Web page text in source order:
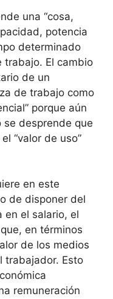
una “cosa,
potencia
determinado
trabajo. El cambio
de un
de trabajo como
porque aún
desprende que
“valor de uso”
en este
de disponer del
en el salario, el
en términos
de los medios
trabajador. Esto
remuneración